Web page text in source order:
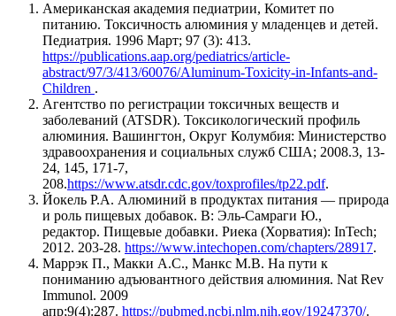
Американская академия педиатрии, Комитет по
питанию. Токсичность алюминия у младенцев и детей.
Педиатрия. 1996 Март; 97 (3): 413.
https://publications.aap.org/pediatrics/article-
abstract/97/3/413/60076/Aluminum-Toxicity-in-Infants-and-
Children .
Агентство по регистрации токсичных веществ и
заболеваний (ATSDR). Токсикологический профиль
алюминия. Вашингтон, Округ Колумбия: Министерство
здравоохранения и социальных служб США; 2008.3, 13-
24, 145, 171-7,
208.https://www.atsdr.cdc.gov/toxprofiles/tp22.pdf.
Йокель Р.А. Алюминий в продуктах питания — природа
и роль пищевых добавок. В: Эль-Самраги Ю.,
редактор. Пищевые добавки. Риека (Хорватия): InTech;
2012. 203-28. https://www.intechopen.com/chapters/28917.
Маррэк П., Макки А.С., Манкс М.В. На пути к
пониманию адъювантного действия алюминия. Nat Rev
Immunol. 2009
апр;9(4):287. https://pubmed.ncbi.nlm.nih.gov/19247370/.